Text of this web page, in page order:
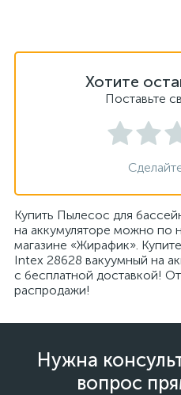
Хотите
Поставьте
Купить Пылесос для
на аккумуляторе можно по
магазине «Жирафик».
Intex 28628 вакуумный на
с бесплатной доставкой!
распродажи!
Нужна
вопрос